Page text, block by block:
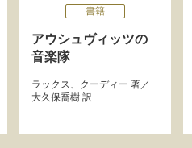
書籍
アウシュヴィッツの
音楽隊
ラックス、 クーディー 著／
大久保喬樹 訳